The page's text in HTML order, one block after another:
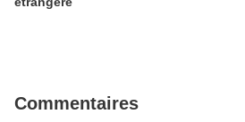
Commentaires